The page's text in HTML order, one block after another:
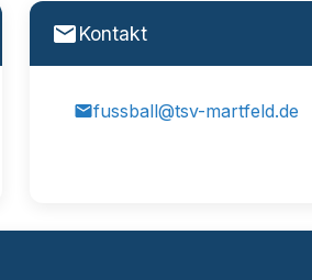
Kontakt
fussball@tsv-martfeld.de